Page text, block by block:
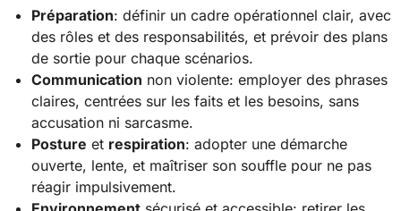
Préparation: définir un cadre opérationnel clair, avec
des rôles et des responsabilités, et prévoir des plans
de sortie pour chaque scénarios.
Communication non violente: employer des phrases
claires, centrées sur les faits et les besoins, sans
accusation ni sarcasme.
Posture et respiration: adopter une démarche
ouverte, lente, et maîtriser son souffle pour ne pas
réagir impulsivement.